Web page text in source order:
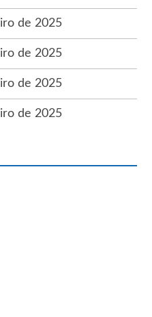
de 2025
de 2025
de 2025
de 2025